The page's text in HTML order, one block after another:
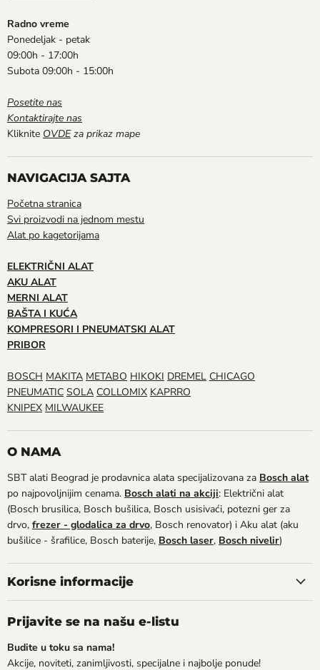
Radno vreme
Ponedeljak - petak
09:00h - 17:00h
Subota 09:00h - 15:00h
Posetite nas
Kontaktirajte nas
Kliknite OVDEza prikaz mape
NAVIGACIJA SAJTA
Početna stranica
Svi proizvodi na jednom mestu
Alat po kagetorijama
ELEKTRIČNI ALAT
AKU ALAT
MERNI ALAT
BAŠTA I KUĆA
KOMPRESORI I PNEUMATSKI ALAT
PRIBOR
BOSCH MAKITA METABO HIKOKI DREMEL CHICAGO
PNEUMATIC SOLA COLLOMIX KAPRRO
KNIPEX MILWAUKEE
O NAMA
SBT alati Beograd je prodavnica alata specijalizovana za Bosch alat
po najpovoljnijim cenama. Bosch alati na akciji: Električni alat
(Bosch brusilica, Bosch bušilica, Bosch usisivaći, potezni ger za
drvo, frezer - glodalica za drvo, Bosch renovator) i Aku alat (aku
bušilice - šrafilice, Bosch baterije, Bosch laser, Bosch nivelir)
Korisne informacije
Prijavite se na našu e-listu
Budite u toku sa nama!
Akcije, noviteti, zanimljivosti, specijalne i najbolje ponude!